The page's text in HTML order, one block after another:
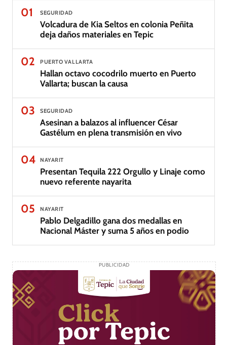
01
SEGURIDAD
Volcadura de Kia Seltos en colonia Peñita
deja daños materiales en Tepic
02 PUERTO VALLARTA
Hallan octavo cocodrilo muerto en Puerto
Vallarta; buscan la causa
03 SEGURIDAD
Asesinan a balazos al influencer César
Gastélum en plena transmisión en vivo
04 NAYARIT
Presentan Tequila 222 Orgullo y Linaje como
nuevo referente nayarita
05 NAYARIT
Pablo Delgadillo gana dos medallas en
Nacional Máster y suma 5 años en podio
PUBLICIDAD